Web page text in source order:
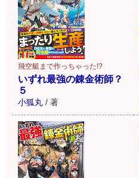
飛空艇まで作っちゃった!?
いずれ最強の錬金術師？
５
小狐丸 / 著